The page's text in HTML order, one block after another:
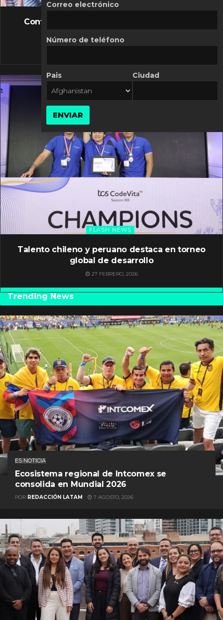
FLASH NEWS
Controversia de Mercado Libre por costos
10 MARZO, 2026
FLASH NEWS
Talento chileno y peruano destaca en torneo
global de desarrollo
27 FEBRERO, 2026
Trending News
ES NOTICIA
Ecosistema regional de Intcomex se
consolida en Mundial 2026
POR REDACCIÓN LATAM 7 AGOSTO, 2026
Correo electrónico
Número de teléfono
Pais Ciudad
ENVIAR